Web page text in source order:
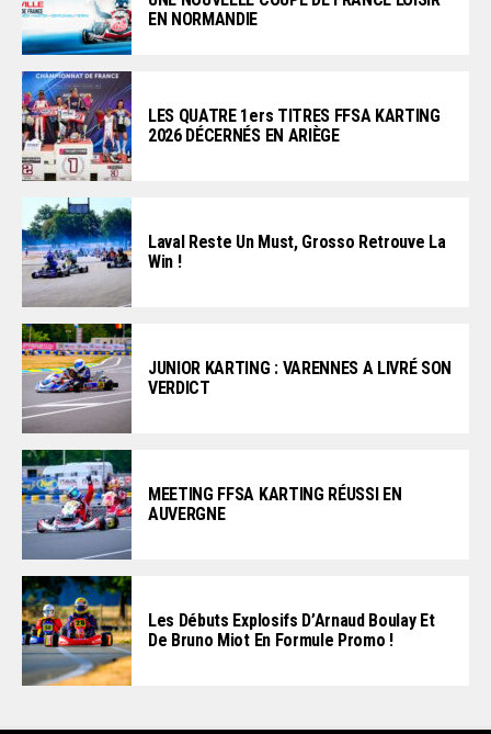
EN NORMANDIE
LES QUATRE 1ers TITRES FFSA KARTING
2026 DÉCERNÉS EN ARIÈGE
Laval Reste Un Must, Grosso Retrouve La
Win !
JUNIOR KARTING : VARENNES A LIVRÉ SON
VERDICT
MEETING FFSA KARTING RÉUSSI EN
AUVERGNE
Les Débuts Explosifs D’Arnaud Boulay Et
De Bruno Miot En Formule Promo !